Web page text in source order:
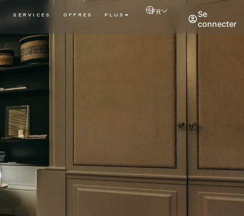
SERVICES OFFRES PLUS FR
Se
connecter